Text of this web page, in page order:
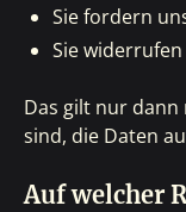
Sie fordern
Sie
Das gilt nur
sind, die Daten
Auf welcher